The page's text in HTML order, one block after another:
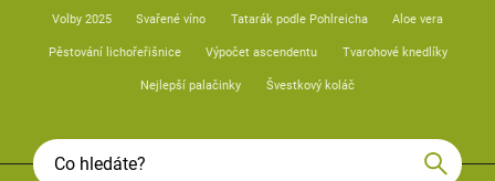
Volby 2025 Svařené víno Tatarák podle Pohlreicha Aloe vera
Pěstování lichořeřišnice Výpočet ascendentu Tvarohové knedlíky
Nejlepší palačinky Švestkový koláč